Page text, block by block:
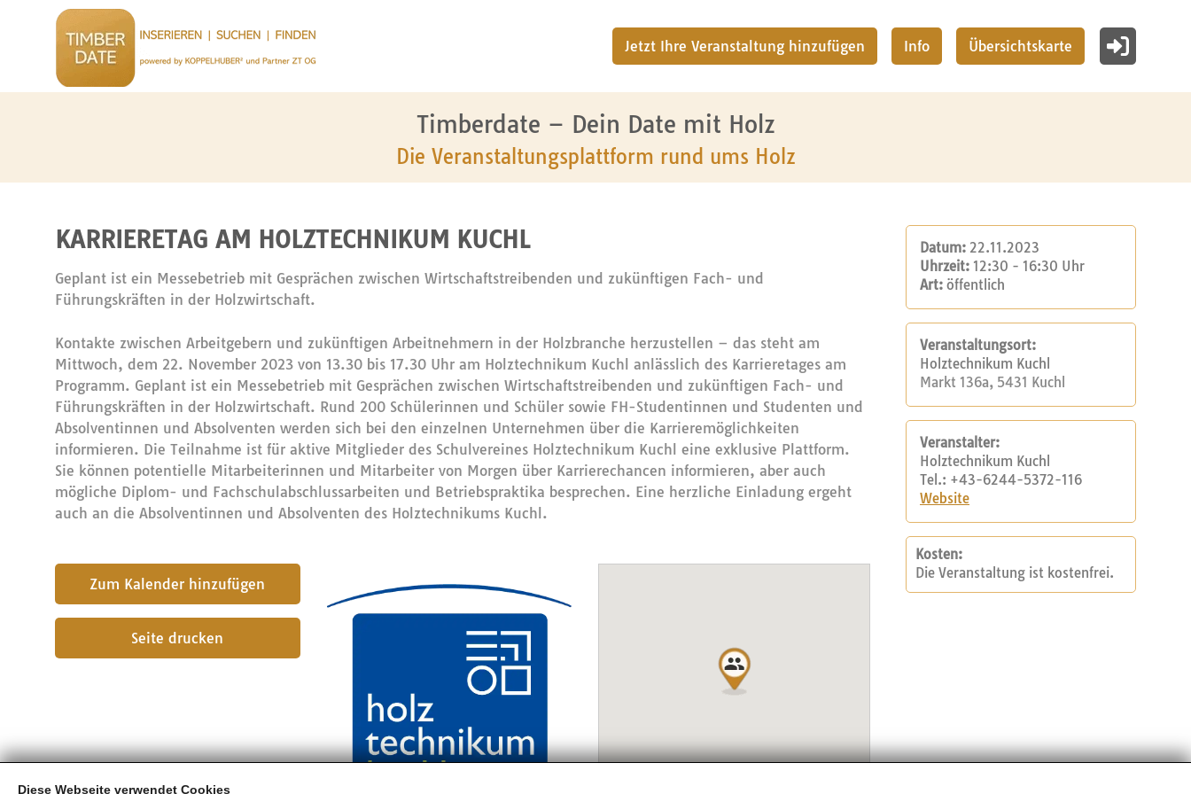
Diese Webseite verwendet Cookies
Jetzt Ihre Veranstaltung hinzufügen Info Übersichtskarte
Timberdate – Dein Date mit Holz
Die Veranstaltungsplattform rund ums Holz
KARRIERETAG AM HOLZTECHNIKUM KUCHL
Geplant ist ein Messebetrieb mit Gesprächen zwischen Wirtschaftstreibenden und zukünftigen Fach- und
Führungskräften in der Holzwirtschaft.
Kontakte zwischen Arbeitgebern und zukünftigen Arbeitnehmern in der Holzbranche herzustellen – das steht am
Mittwoch, dem 22. November 2023 von 13.30 bis 17.30 Uhr am Holztechnikum Kuchl anlässlich des Karrieretages am
Programm. Geplant ist ein Messebetrieb mit Gesprächen zwischen Wirtschaftstreibenden und zukünftigen Fach- und
Führungskräften in der Holzwirtschaft. Rund 200 Schülerinnen und Schüler sowie FH-Studentinnen und Studenten und
Absolventinnen und Absolventen werden sich bei den einzelnen Unternehmen über die Karrieremöglichkeiten
informieren. Die Teilnahme ist für aktive Mitglieder des Schulvereines Holztechnikum Kuchl eine exklusive Plattform.
Sie können potentielle Mitarbeiterinnen und Mitarbeiter von Morgen über Karrierechancen informieren, aber auch
mögliche Diplom- und Fachschulabschlussarbeiten und Betriebspraktika besprechen. Eine herzliche Einladung ergeht
auch an die Absolventinnen und Absolventen des Holztechnikums Kuchl.
Seite drucken
Datum: 22.11.2023
Uhrzeit: 12:30 - 16:30 Uhr
Art: öffentlich
Veranstaltungsort:
Holztechnikum Kuchl
Markt 136a, 5431 Kuchl
Veranstalter:
Holztechnikum Kuchl
Tel.: +43-6244-5372-116
Website
Kosten:
Die Veranstaltung ist kostenfrei.